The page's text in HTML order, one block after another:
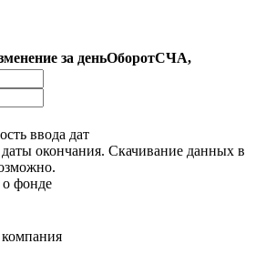
за деньОборотСЧА,
ввода дат
окончания. Скачивание данных в
фонде